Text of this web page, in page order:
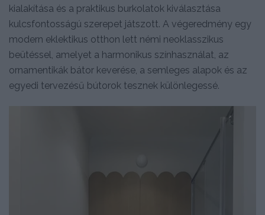
kialakítása és a praktikus burkolatok kiválasztása
kulcsfontosságú szerepet játszott. A végeredmény egy
modern eklektikus otthon lett némi neoklasszikus
beütéssel, amelyet a harmonikus színhasználat, az
ornamentikák bátor keverése, a semleges alapok és az
egyedi tervezésű bútorok tesznek különlegessé.